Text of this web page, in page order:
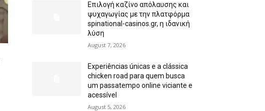
Επιλογή καζίνο απόλαυσης και
ψυχαγωγίας με την πλατφόρμα
spinational-casinos.gr, η ιδανική
λύση
August 7, 2026
Experiências únicas e a clássica
chicken road para quem busca
um passatempo online viciante e
acessível
August 5, 2026